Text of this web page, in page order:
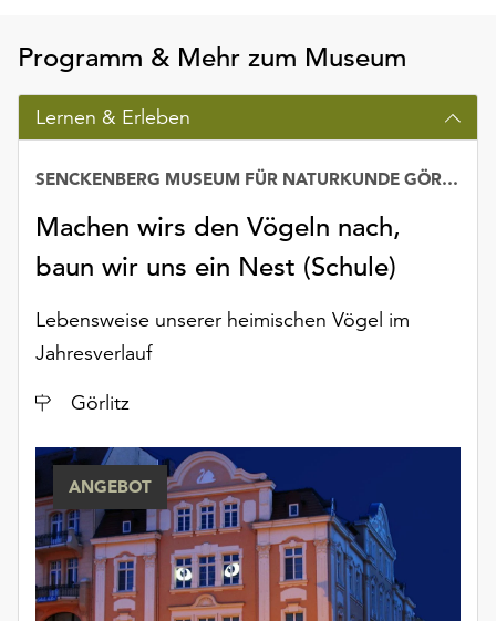
die
verwendeten
Cookies
anpassen,
Sie
Einstellungen
über
die
Schaltfläche
„Auswählen“.
Informationen
Sie
unserer
Datenschutzerklärung
oder
dem
Impressum
Programm & Mehr zum Museum
Lernen & Erleben
Machen wirs den Vögeln nach,
baun wir uns ein Nest (Schule)
SENCKENBERG MUSEUM FÜR NATURKUNDE GÖRLITZ
Lebensweise unserer heimischen Vögel im
Jahresverlauf
Ort
Görlitz
ANGEBOT